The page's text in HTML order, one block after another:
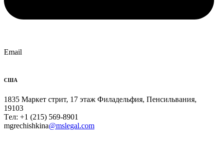
Email
CША
1835 Маркет стрит, 17 этаж Филадельфия, Пенсильвания,
19103
Tел: +1 (215) 569-8901
mgrechishkina@mslegal.com